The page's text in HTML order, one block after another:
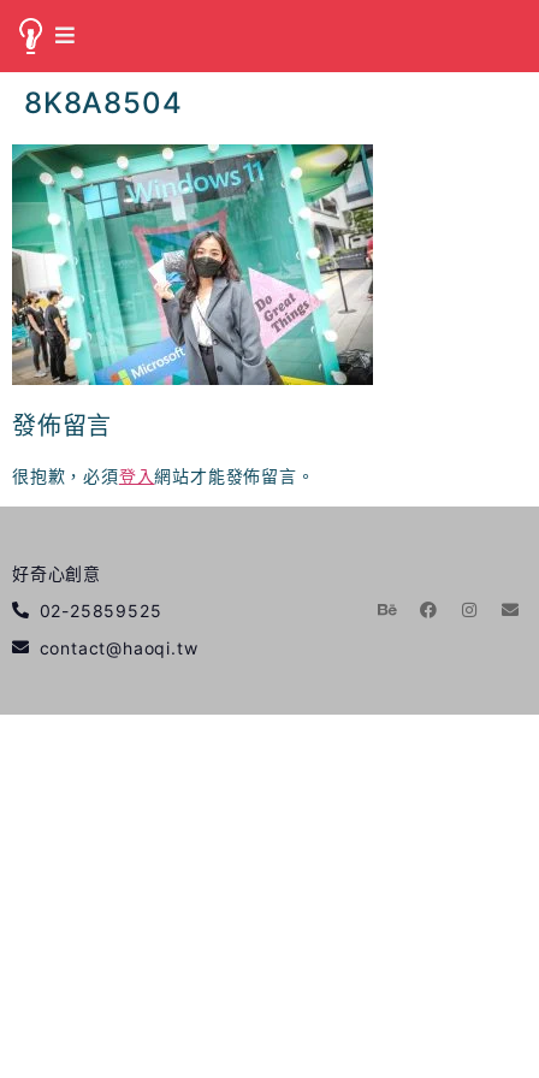
8K8A8504
發佈留言
很抱歉，必須登入網站才能發佈留言。
好奇心創意
02-25859525
contact@haoqi.tw